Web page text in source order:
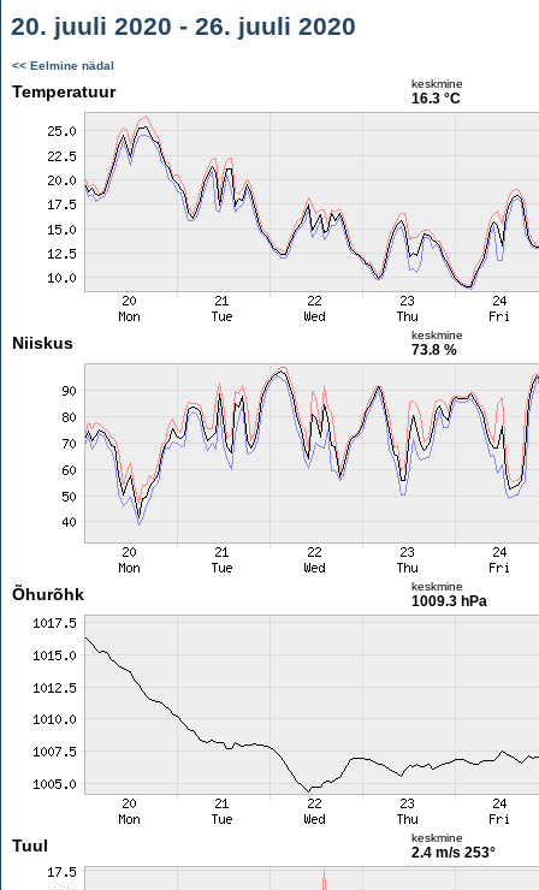
20. juuli 2020 - 26. juuli 2020
<< Eelmine nädal
Temperatuur keskmine
16.3 °C
Niiskus keskmine
73.8 %
Õhurõhk keskmine
1009.3 hPa
Tuul keskmine
2.4 m/s 253°